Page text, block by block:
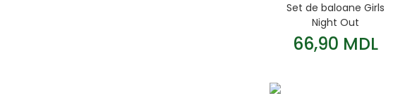
Set de baloane Girls
Night Out
66,90 MDL